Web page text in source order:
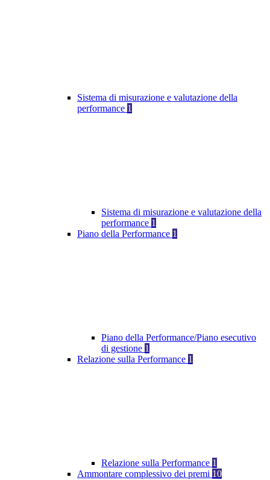
Sistema di misurazione e valutazione della
performance 1
Sistema di misurazione e valutazione della
performance 1
Piano della Performance 1
Piano della Performance/Piano esecutivo
di gestione 1
Relazione sulla Performance 1
Relazione sulla Performance 1
Ammontare complessivo dei premi 10